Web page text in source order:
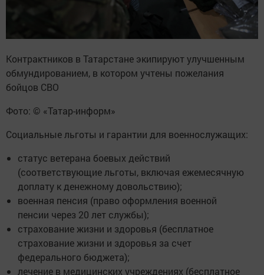
Контрактников в Татарстане экипируют улучшенным
обмундированием, в котором учтены пожелания
бойцов СВО
Фото: © «Татар-информ»
​Социальные льготы и гарантии для военнослужащих:
статус ветерана боевых действий
(соответствующие льготы, включая ежемесячную
доплату к денежному довольствию);
военная пенсия (право оформления военной
пенсии через 20 лет службы);
страхование жизни и здоровья (бесплатное
страхование жизни и здоровья за счет
федерального бюджета);
лечение в медицинских учреждениях (бесплатное